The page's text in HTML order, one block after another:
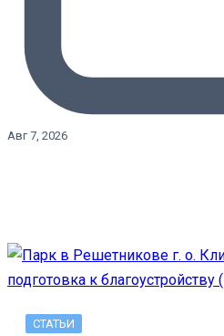
Авг 7, 2026
СТАТЬИ